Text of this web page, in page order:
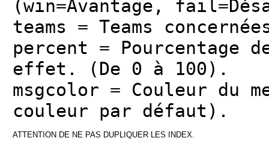
(win=Avantage,
teams = Teams
percent = Pourcentage
effet. (De 0 à 100).
msgcolor = Couleur du
couleur par défaut).
ATTENTION DE NE PAS DUPLIQUER LES INDEX.